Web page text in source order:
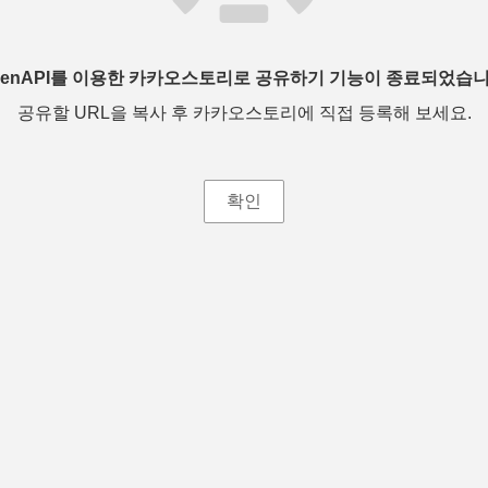
를 이용한 카카오스토리로 공유하기 기능이 종료되었습
공유할 URL을 복사 후 카카오스토리에 직접 등록해 보세요.
확인